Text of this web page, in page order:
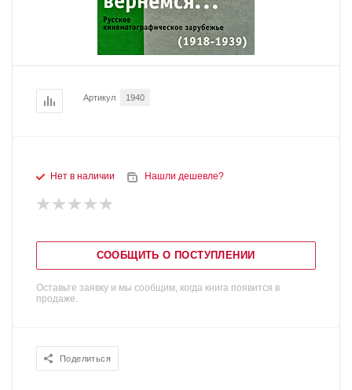
Артикул 1940
Нет в наличии Нашли дешевле?
СООБЩИТЬ О ПОСТУПЛЕНИИ
Оставьте заявку и мы сообщим, когда книга появится в
продаже.
Поделиться